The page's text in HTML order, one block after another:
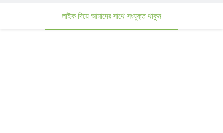
লাইক দিয়ে আমাদের সাথে সংযুক্ত থাকুন